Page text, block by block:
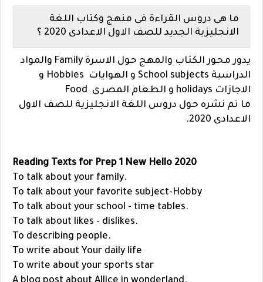
ما هى دروس القراءة فى منهج وكتاب اللغة
الانجليزية الجديد للصف الاول الاعدادى 2020 ؟
يدور محور الكتاب والمهج حول الاسرة Family والمواد
الدراسية School subjects و الهوايات Hobbies و
الاجازات holidays و الطعام المصرى Food
ما تم نشره حول دروس اللغة الانجليزية للصف الاول
الاعدادى 2020.
Reading Texts for Prep 1 New Hello 2020
.To talk about your family
.To talk about your school - time tables
.To talk about likes - dislikes
.To describing people
To write about Your daily life